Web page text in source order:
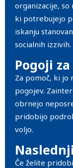
organizacije, so
ki potrebujejo
iskanju
socialnih izzivih.
Pogoji
Za pomoč, ki jo
pogojev.
obrnejo
pridobijo
voljo.
Če želite